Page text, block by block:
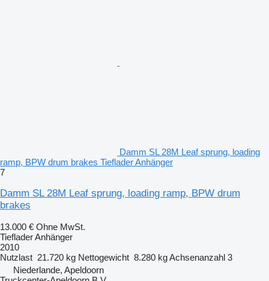
Damm SL 28M Leaf sprung, loading
ramp, BPW drum brakes Tieflader Anhänger
7
Damm SL 28M Leaf sprung, loading ramp, BPW drum
brakes
13.000 € Ohne MwSt.
Tieflader Anhänger
2010
Nutzlast 21.720 kg Nettogewicht 8.280 kgAchsenanzahl 3
Niederlande, Apeldoorn